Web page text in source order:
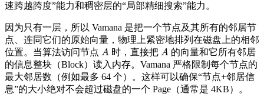
速跨越跨度”能力和稠密层的“局部精细搜索”能力。
因为只有一层，所以 Vamana 是把一个节点及其所有的邻居节
点、连同它们的原始向量，物理上紧密地排列在磁盘上的相邻
位置。当算法访问节点 A
A 时，直接把 A
A 的向量和它所有邻居
的信息整块（Block）读入内存。Vamana 严格限制每个节点的
最大邻居数（例如最多 64 个）。这样可以确保“节点+邻居信
息”的大小绝对不会超过磁盘的一个 Page（通常是 4KB）。